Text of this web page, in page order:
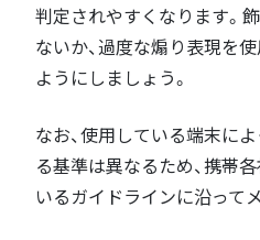
判定されやすくなります。
ないか、過度な煽り表現を
ようにしましょう。
なお、使用している端末に
る基準は異なるため、携帯
いるガイドラインに沿って